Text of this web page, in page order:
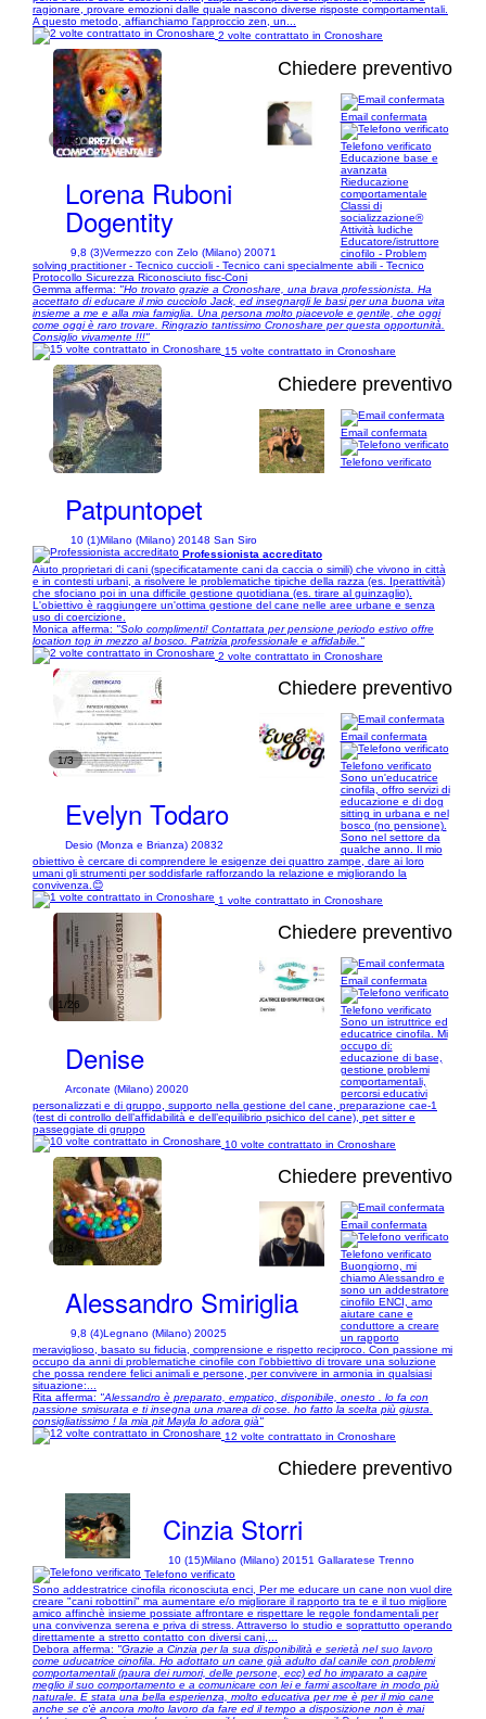
ragionare, provare emozioni dalle quale nascono diverse risposte comportamentali.
A questo metodo, affianchiamo l'approccio zen, un...
2 volte contrattato in Cronoshare
1/18
Chiedere preventivo
Lorena Ruboni
Dogentity
9,8 (3)Vermezzo con Zelo (Milano) 20071
Email confermata
Telefono verificato
Educazione base e
avanzata
Rieducazione
comportamentale
Classi di
socializzazione®
Attività ludiche
Educatore/istruttore
cinofilo - Problem
solving practitioner - Tecnico cuccioli - Tecnico cani specialmente abili - Tecnico
Protocollo Sicurezza Riconosciuto fisc-Coni
Gemma afferma: "Ho trovato grazie a Cronoshare, una brava professionista. Ha
accettato di educare il mio cucciolo Jack, ed insegnargli le basi per una buona vita
insieme a me e alla mia famiglia. Una persona molto piacevole e gentile, che oggi
come oggi è raro trovare. Ringrazio tantissimo Cronoshare per questa opportunità.
Consiglio vivamente !!!"
15 volte contrattato in Cronoshare
1/4
Chiedere preventivo
Patpuntopet
10 (1)Milano (Milano) 20148 San Siro
Email confermata
Telefono verificato
Professionista accreditato
Aiuto proprietari di cani (specificatamente cani da caccia o simili) che vivono in città
e in contesti urbani, a risolvere le problematiche tipiche della razza (es. Iperattività)
che sfociano poi in una difficile gestione quotidiana (es. tirare al guinzaglio).
L'obiettivo è raggiungere un'ottima gestione del cane nelle aree urbane e senza
uso di coercizione.
Monica afferma: "Solo complimenti! Contattata per pensione periodo estivo offre
location top in mezzo al bosco. Patrizia professionale e affidabile."
2 volte contrattato in Cronoshare
1/3
Chiedere preventivo
Evelyn Todaro
Desio (Monza e Brianza) 20832
Email confermata
Telefono verificato
Sono un'educatrice
cinofila, offro servizi di
educazione e di dog
sitting in urbana e nel
bosco (no pensione).
Sono nel settore da
qualche anno. Il mio
obiettivo è cercare di comprendere le esigenze dei quattro zampe, dare ai loro
umani gli strumenti per soddisfarle rafforzando la relazione e migliorando la
convivenza.😊
1 volte contrattato in Cronoshare
1/26
Chiedere preventivo
Denise
Arconate (Milano) 20020
Email confermata
Telefono verificato
Sono un istruttrice ed
educatrice cinofila. Mi
occupo di:
educazione di base,
gestione problemi
comportamentali,
percorsi educativi
personalizzati e di gruppo, supporto nella gestione del cane, preparazione cae-1
(test di controllo dell’affidabilità e dell’equilibrio psichico del cane), pet sitter e
passeggiate di gruppo
10 volte contrattato in Cronoshare
1/8
Chiedere preventivo
Alessandro Smiriglia
9,8 (4)Legnano (Milano) 20025
Email confermata
Telefono verificato
Buongiorno, mi
chiamo Alessandro e
sono un addestratore
cinofilo ENCI, amo
aiutare cane e
conduttore a creare
un rapporto
meraviglioso, basato su fiducia, comprensione e rispetto reciproco. Con passione mi
occupo da anni di problematiche cinofile con l'obbiettivo di trovare una soluzione
che possa rendere felici animali e persone, per convivere in armonia in qualsiasi
situazione:...
Rita afferma: "Alessandro è preparato, empatico, disponibile, onesto . lo fa con
passione smisurata e ti insegna una marea di cose. ho fatto la scelta più giusta.
consigliatissimo ! la mia pit Mayla lo adora già"
12 volte contrattato in Cronoshare
Chiedere preventivo
Cinzia Storri
10 (15)Milano (Milano) 20151 Gallaratese Trenno
Telefono verificato
Sono addestratrice cinofila riconosciuta enci, Per me educare un cane non vuol dire
creare "cani robottini" ma aumentare e/o migliorare il rapporto tra te e il tuo migliore
amico affinchè insieme possiate affrontare e rispettare le regole fondamentali per
una convivenza serena e priva di stress. Attraverso lo studio e soprattutto operando
direttamente a stretto contatto con diversi cani,...
Debora afferma: "Grazie a Cinzia per la sua disponibilità e serietà nel suo lavoro
come uducatrice cinofila. Ho adottato un cane già adulto dal canile con problemi
comportamentali (paura dei rumori, delle persone, ecc) ed ho imparato a capire
meglio il suo comportamento e a comunicare con lei e farmi ascoltare in modo più
naturale. E stata una bella esperienza, molto educativa per me è per il mio cane
anche se c'è ancora molto lavoro da fare ed il tempo a disposizione non è mai